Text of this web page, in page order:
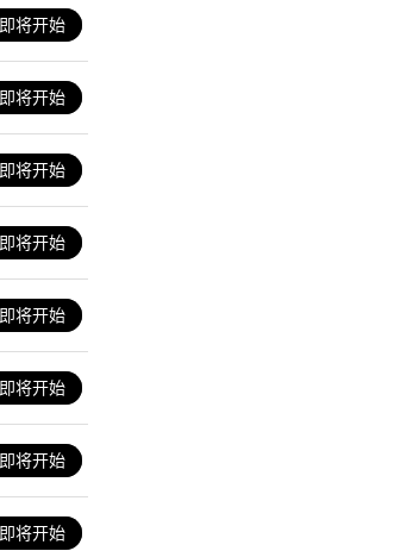
即将开始
即将开始
即将开始
即将开始
即将开始
即将开始
即将开始
即将开始